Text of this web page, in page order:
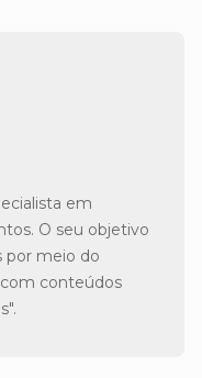
em
O seu objetivo
por meio do
conteúdos